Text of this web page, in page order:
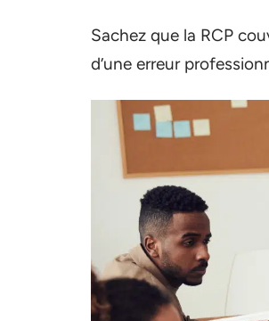
Sachez que la RCP
d’une erreur